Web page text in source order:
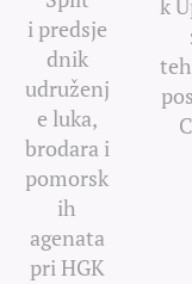
i predsje
dnik
udruženj
e luka,
brodara i
pomorsk
ih
agenata
pri HGK
k